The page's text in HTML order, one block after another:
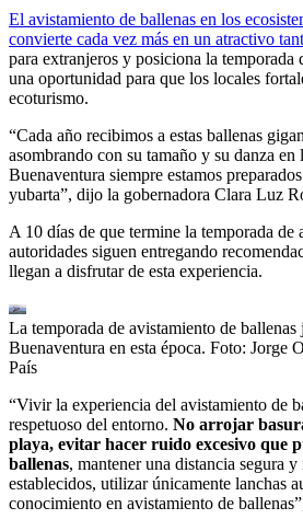
El avistamiento de ballenas en los
convierte cada vez más en un atractivo
para extranjeros y posiciona la
una oportunidad para que los locales
ecoturismo.
“Cada año recibimos a estas ballenas
asombrando con su tamaño y su danza
Buenaventura siempre estamos
yubarta”, dijo la gobernadora Clara Luz
A 10 días de que termine la temporada de
autoridades siguen entregando
llegan a disfrutar de esta experiencia.
La temporada de avistamiento de
Buenaventura en esta época. Foto: Jorge
País
“Vivir la experiencia del avistamiento de
respetuoso del entorno. No arrojar
playa, evitar hacer ruido excesivo que
ballenas, mantener una distancia segura
establecidos, utilizar únicamente lanchas
conocimiento en avistamiento de